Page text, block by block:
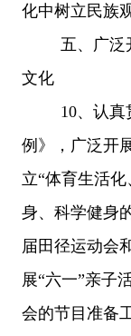
化中树立民族
五、广泛
文化
10、认
例》，广泛开
立“体育生活
身、科学健身
届田径运动会
展“六一”亲子
会的节目准备